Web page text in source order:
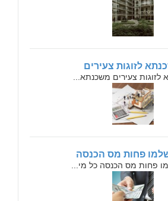
לזוגות צעירים
לזוגות צעירים משכנתא...
פחות מס הכנסה
פחות מס הכנסה כל מי...